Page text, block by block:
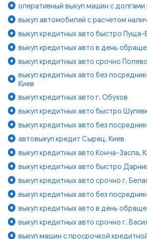
оперативный выкуп машин с долгами
выкуп автомобилей с расчетом
выкуп кредитных авто быстро Пуща-
выкуп кредитных авто в день
выкуп кредитных авто срочно
выкуп кредитных авто без
Киев
выкуп кредитных авто г. Обухов
выкуп кредитных авто быстро
выкуп кредитных авто без
автовыкуп кредит Сырец, Киев
выкуп кредитных авто Конча-Заспа,
выкуп кредитных авто быстро
выкуп кредитных авто срочно г.
выкуп кредитных авто без
выкуп кредитных авто в день
выкуп кредитных авто срочно г.
выкуп машин с просрочкой